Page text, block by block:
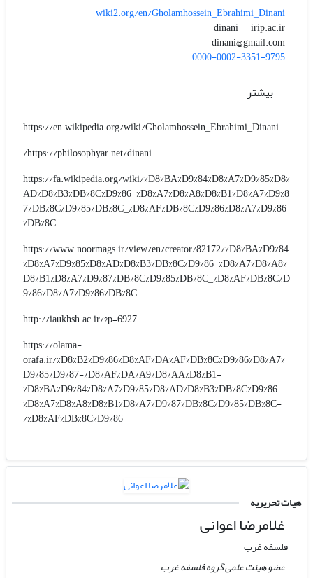
wiki2.org/en/Gholamhossein_Ebrahimi_Dinani
dinani
irip.ac.ir
dinani@gmail.com
0000-0002-3351-9795
بیشتر
https://en.wikipedia.org/wiki/Gholamhossein_Ebrahimi_Dinani
https://philosophyar.net/dinani/
https://fa.wikipedia.org/wiki/%D8%BA%D9%84%D8%A7%D9%85%D8%
AD%D8%B3%DB%8C%D9%86_%D8%A7%D8%A8%D8%B1%D8%A7%D9%8
7%DB%8C%D9%85%DB%8C_%D8%AF%DB%8C%D9%86%D8%A7%D9%86
%DB%8C
https://www.noormags.ir/view/en/creator/82172/%D8%BA%D9%84
%D8%A7%D9%85%D8%AD%D8%B3%DB%8C%D9%86_%D8%A7%D8%A8%
D8%B1%D8%A7%D9%87%DB%8C%D9%85%DB%8C_%D8%AF%DB%8C%D
9%86%D8%A7%D9%86%DB%8C
http://iaukhsh.ac.ir/?p=6927
https://olama-
orafa.ir/%D8%B2%D9%86%D8%AF%DA%AF%DB%8C%D9%86%D8%A7%
D9%85%D9%87-%D8%AF%DA%A9%D8%AA%D8%B1-
%D8%BA%D9%84%D8%A7%D9%85%D8%AD%D8%B3%DB%8C%D9%86-
%D8%A7%D8%A8%D8%B1%D8%A7%D9%87%DB%8C%D9%85%DB%8C-
%D8%AF%DB%8C%D9%86/
هیات تحریریه
غلامرضا اعوانی
فلسفه غرب
عضو هیئت علمی گروه فلسفه غرب